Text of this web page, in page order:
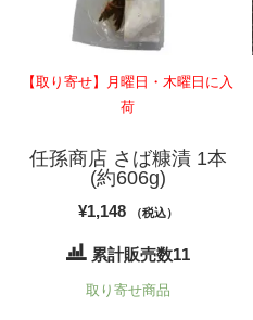
【取り寄せ】月曜日・木曜日に入
荷
任孫商店 さば糠漬 1本
(約606g)
¥1,148 （税込）
累計販売数11
取り寄せ商品